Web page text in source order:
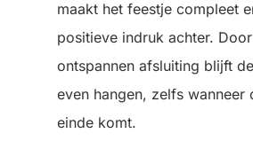
maakt het feestje compleet
positieve indruk achter.
ontspannen afsluiting blijft
even hangen, zelfs wanneer
einde komt.